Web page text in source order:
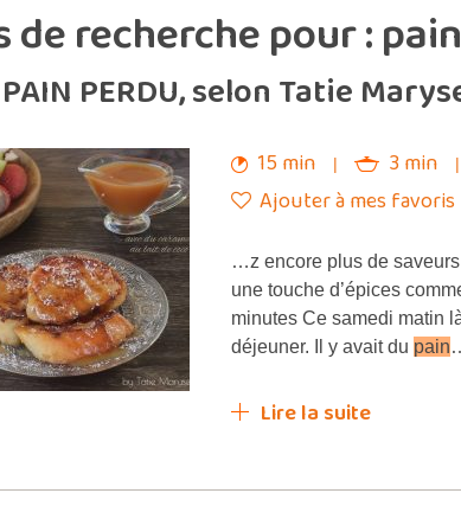
de recherche pour :
PERDU, selon Tatie
15 min
3 min
Ajouter à mes favoris
…z encore plus de
une touche d’épices
minutes Ce samedi matin
déjeuner. Il y avait du pain
Lire la suite